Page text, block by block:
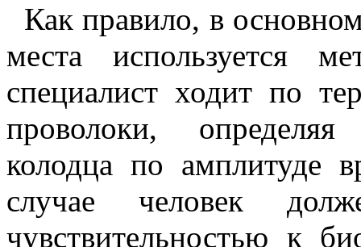
Как правило, в
места используется
специалист ходит по
проволоки,
колодца по амплитуде
случае человек
чувствительностью к